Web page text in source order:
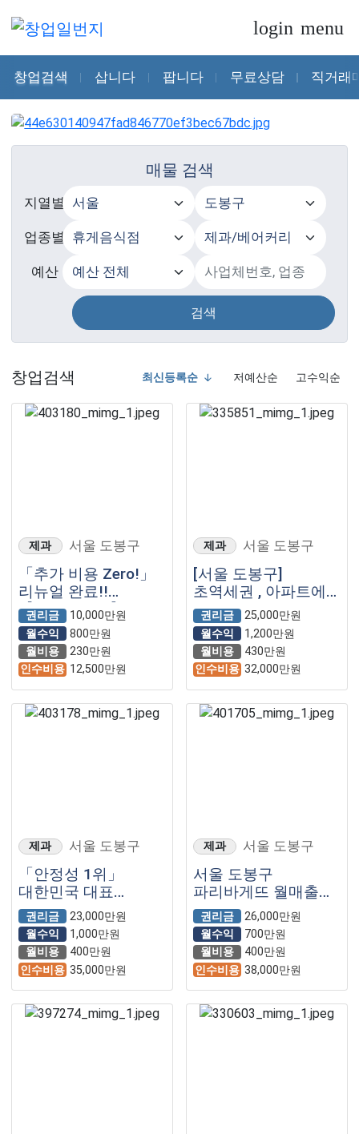
login menu
창업검색 삽니다 팝니다 무료상담 직거래
매물 검색
지열별
업종별
예산
검색
창업검색 최신등록순 저예산순 고수익순
제과 서울 도봉구
「추가 비용 Zero!」
리뉴얼 완료!!
【파리바게뜨】
권리금
10,000만원
월수익
800만원
월비용
230만원
인수비용 12,500만원
제과 서울 도봉구
[서울 도봉구]
초역세권 , 아파트에
둘러싸인 파리바게뜨
!
권리금
25,000만원
월수익
1,200만원
월비용
430만원
인수비용 32,000만원
제과 서울 도봉구
「안정성 1위」
대한민국 대표
프랜차이즈
【파리바게뜨】
권리금
23,000만원
월수익
1,000만원
월비용
400만원
인수비용 35,000만원
제과 서울 도봉구
서울 도봉구
파리바게뜨 월매출
7200만원 역세권
자리잡은 매장입니다
권리금
26,000만원
월수익
700만원
월비용
400만원
인수비용 38,000만원